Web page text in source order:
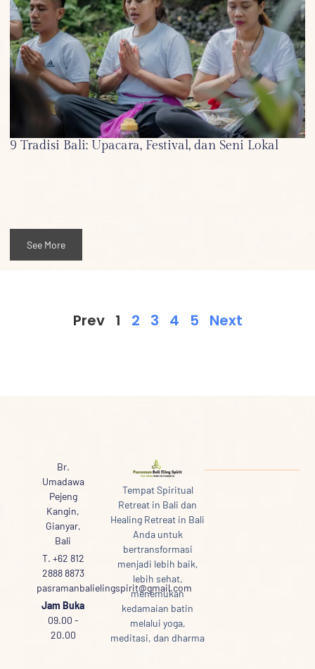
9 Tradisi Bali: Upacara, Festival, dan Seni Lokal
See More
Prev 1 2 3 4 5 Next
Tempat Spiritual
Retreat in Bali dan
Healing Retreat in Bali
Anda untuk
bertransformasi
menjadi lebih baik,
lebih sehat,
menemukan
kedamaian batin
melalui yoga,
meditasi, dan dharma
Br.
Umadawa
Pejeng
Kangin,
Gianyar,
Bali
T. +62 812
2888 8873
pasramanbalielingspirit@gmail.com
Jam Buka
09.00 -
20.00